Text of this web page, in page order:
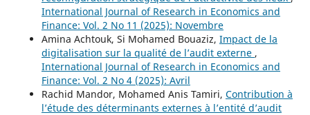
International Journal of Research in Economics and
Finance: Vol. 2 No 11 (2025): Novembre
Amina Achtouk, Si Mohamed Bouaziz, Impact de la
digitalisation sur la qualité de l’audit externe ,
International Journal of Research in Economics and
Finance: Vol. 2 No 4 (2025): Avril
Rachid Mandor, Mohamed Anis Tamiri, Contribution à
l’étude des déterminants externes à l’entité d’audit